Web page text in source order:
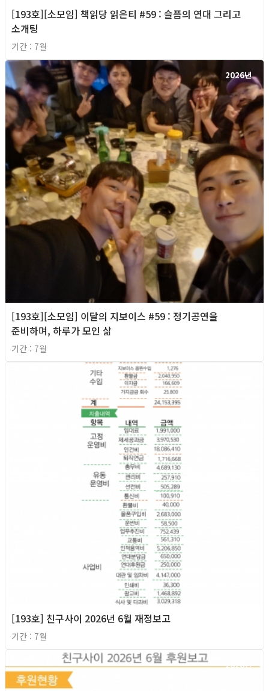
[193호][소모임] 책읽당 읽은티 #59 : 슬픔의 연대 그리고
소개팅
기간 : 7월
2026년
[193호][소모임] 이달의 지보이스 #59 : 정기공연을
준비하며, 하루가 모인 삶
기간 : 7월
[193호] 친구사이 2026년 6월 재정보고
기간 : 7월
2026년